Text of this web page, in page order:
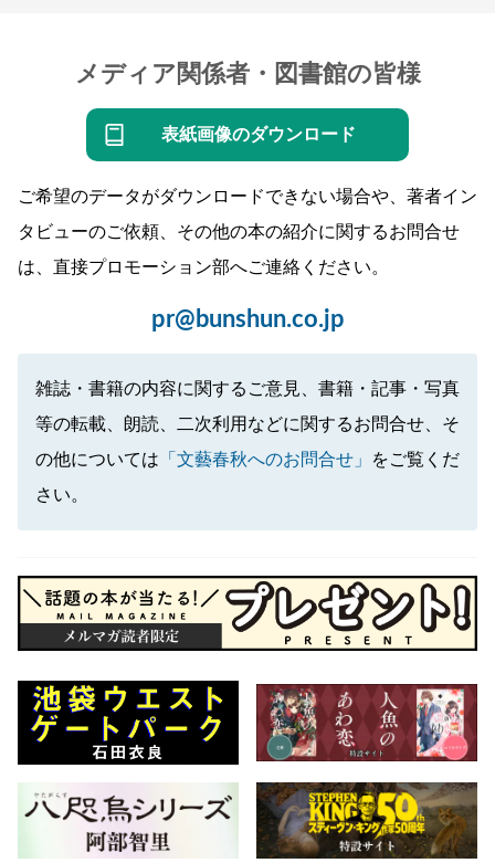
メディア関係者・図書館の皆様
表紙画像のダウンロード
ご希望のデータがダウンロードできない場合や、著者イン
タビューのご依頼、その他の本の紹介に関するお問合せ
は、直接プロモーション部へご連絡ください。
pr@bunshun.co.jp
雑誌・書籍の内容に関するご意見、書籍・記事・写真
等の転載、朗読、二次利用などに関するお問合せ、そ
の他については 「文藝春秋へのお問合せ」
をご覧くだ
さい。